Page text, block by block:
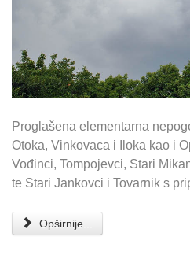
Proglašena elementarna
Otoka, Vinkovaca i Iloka kao i
Vođinci, Tompojevci, Stari
te Stari Jankovci i Tovarnik s
Opširnije...